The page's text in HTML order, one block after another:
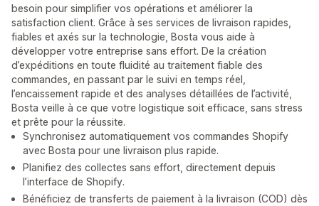
besoin pour simplifier vos opérations et améliorer la
satisfaction client. Grâce à ses services de livraison rapides,
fiables et axés sur la technologie, Bosta vous aide à
développer votre entreprise sans effort. De la création
d’expéditions en toute fluidité au traitement fiable des
commandes, en passant par le suivi en temps réel,
l’encaissement rapide et des analyses détaillées de l’activité,
Bosta veille à ce que votre logistique soit efficace, sans stress
et prête pour la réussite.
Synchronisez automatiquement vos commandes Shopify
avec Bosta pour une livraison plus rapide.
Planifiez des collectes sans effort, directement depuis
l’interface de Shopify.
Bénéficiez de transferts de paiement à la livraison (COD) dès